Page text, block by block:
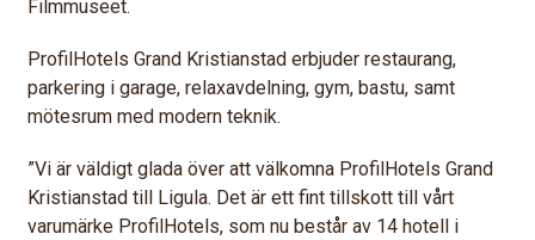
Filmmuseet.
ProfilHotels Grand Kristianstad erbjuder restaurang,
parkering i garage, relaxavdelning, gym, bastu, samt
mötesrum med modern teknik.
”Vi är väldigt glada över att välkomna ProfilHotels Grand
Kristianstad till Ligula. Det är ett fint tillskott till vårt
varumärke ProfilHotels, som nu består av 14 hotell i